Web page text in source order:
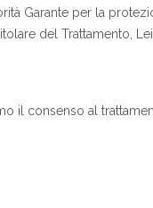
Garante per la
del Trattamento,
il consenso al